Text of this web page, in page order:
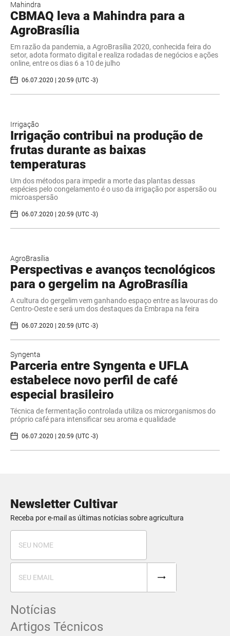
Mahindra
CBMAQ leva a Mahindra para a
AgroBrasília
Em razão da pandemia, a AgroBrasília 2020, conhecida feira do
setor, adota formato digital e realiza rodadas de negócios e ações
online, entre os dias 6 a 10 de julho
06.07.2020 | 20:59 (UTC -3)
Irrigação
Irrigação contribui na produção de
frutas durante as baixas
temperaturas
Um dos métodos para impedir a morte das plantas dessas
espécies pelo congelamento é o uso da irrigação por aspersão ou
microaspersão
06.07.2020 | 20:59 (UTC -3)
AgroBrasília
Perspectivas e avanços tecnológicos
para o gergelim na AgroBrasília
​A cultura do gergelim vem ganhando espaço entre as lavouras do
Centro-Oeste e será um dos destaques da Embrapa na feira
06.07.2020 | 20:59 (UTC -3)
Syngenta
Parceria entre Syngenta e UFLA
estabelece novo perfil de café
especial brasileiro
Técnica de fermentação controlada utiliza os microrganismos do
próprio café para intensificar seu aroma e qualidade
06.07.2020 | 20:59 (UTC -3)
Newsletter Cultivar
Receba por e-mail as últimas notícias sobre agricultura
Notícias
Artigos Técnicos